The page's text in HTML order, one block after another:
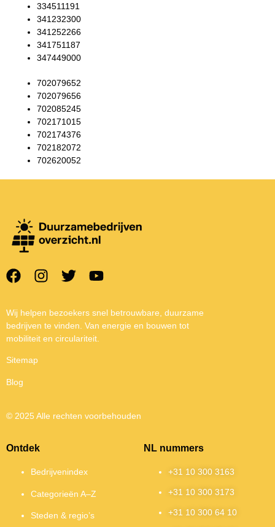
334511191
341232300
341252266
341751187
347449000
702079652
702079656
702085245
702171015
702174376
702182072
702620052
Wij helpen bezoekers snel betrouwbare, duurzame
bedrijven te vinden. Van energie en bouwen tot
mobiliteit en circulariteit.
Sitemap
Blog
© 2025 Alle rechten voorbehouden
Ontdek
Bedrijvenindex
Categorieën A–Z
Steden & regio’s
NL nummers
+31 10 300 3163
+31 10 300 3173
+31 10 300 64 10